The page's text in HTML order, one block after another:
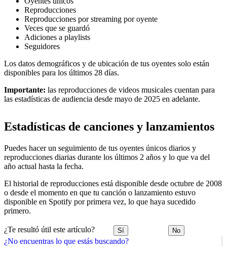
¿No encuentras lo que estás buscando?
Reproducciones
Reproducciones por streaming por oyente
Veces que se guardó
Adiciones a playlists
Seguidores
Los datos demográficos y de ubicación de tus oyentes solo están
disponibles para los últimos 28 días.
Importante: las reproducciones de videos musicales cuentan para
las estadísticas de audiencia desde mayo de 2025 en adelante.
Estadísticas de canciones y lanzamientos
Puedes hacer un seguimiento de tus oyentes únicos diarios y
reproducciones diarias durante los últimos 2 años y lo que va del
año actual hasta la fecha.
El historial de reproducciones está disponible desde octubre de 2008
o desde el momento en que tu canción o lanzamiento estuvo
disponible en Spotify por primera vez, lo que haya sucedido
primero.
¿Te resultó útil este artículo? Sí No